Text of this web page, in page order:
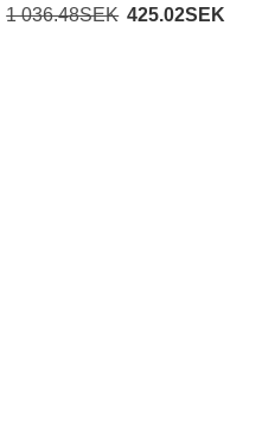
1 036.48SEK 425.02SEK